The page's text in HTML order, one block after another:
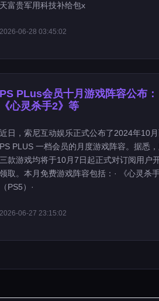
天富贵军用科技补给包x
2026-06-28 03:45:02
PS PLus会员十月游戏阵容公布：
《心灵杀手2》等
近日，索尼互动娱乐正式公布了2024年10月
PS PLUS 一档会员的月度游戏阵容。据悉
三款游戏均将于10月7日起正式对订阅用户
领取。本月免费游戏阵容包括：· 《心灵杀手
（PS5）·
2026-06-27 23:15:02